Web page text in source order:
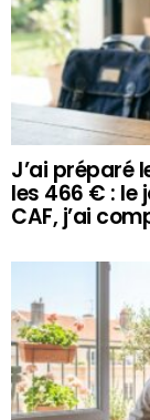
J’ai préparé
les 466 € : le
CAF, j’ai